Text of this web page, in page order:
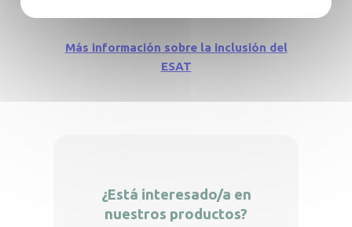
Más información sobre la inclusión del
ESAT
¿Está interesado/a en
nuestros productos?